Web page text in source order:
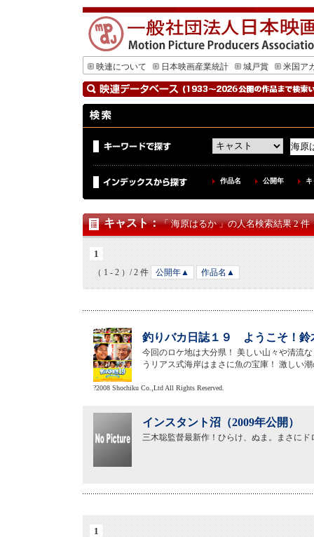
映連について 日本映画産業統計 城戸賞 米国ア
作品名 公開年
キャスト：「 海原はるか 」の人名検索結果 2 件
1
（ 1 - 2 ）/ 2 件 公開年▲ 作品名▲
釣りバカ日誌１９ ようこそ！鈴
今回のロケ地は大分県！ 美しい山々や清流
うリアス式海岸はまさに魚の宝庫！ 激しい
?2008 Shochiku Co.,Ltd All Rights Reserved.
インスタント沼（2009年公開）
三木聡監督最新作！ひらけ、ぬま。まさに
1